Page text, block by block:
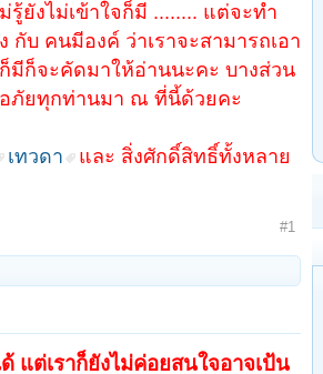
รู้ยังไม่เข้าใจก็มี ........ แต่จะทำ
กับ คนมีองค์ ว่าเราจะสามารถเอา
มีก็จะคัดมาให้อ่านนะคะ บางส่วน
อภัยทุกท่านมา ณ ที่นี้ด้วยคะ
เทวดา
และ สิ่งศักดิ์สิทธิ์ทั้งหลาย
#1
แต่เราก็ยังไม่ค่อยสนใจอาจเป้น